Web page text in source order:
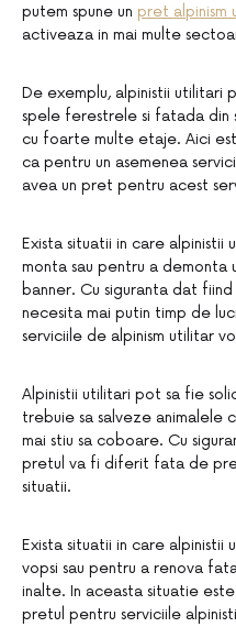
putem spune un pret alpinism
activeaza in mai multe
De exemplu, alpinistii utilitari
spele ferestrele si fatada din
cu foarte multe etaje. Aici
ca pentru un asemenea
avea un pret pentru acest
Exista situatii in care alpinistii
monta sau pentru a demonta
banner. Cu siguranta dat
necesita mai putin timp de
serviciile de alpinism utilitar
Alpinistii utilitari pot sa fie
trebuie sa salveze animalele
mai stiu sa coboare. Cu
pretul va fi diferit fata de
situatii.
Exista situatii in care alpinistii
vopsi sau pentru a renova
inalte. In aceasta situatie
pretul pentru serviciile